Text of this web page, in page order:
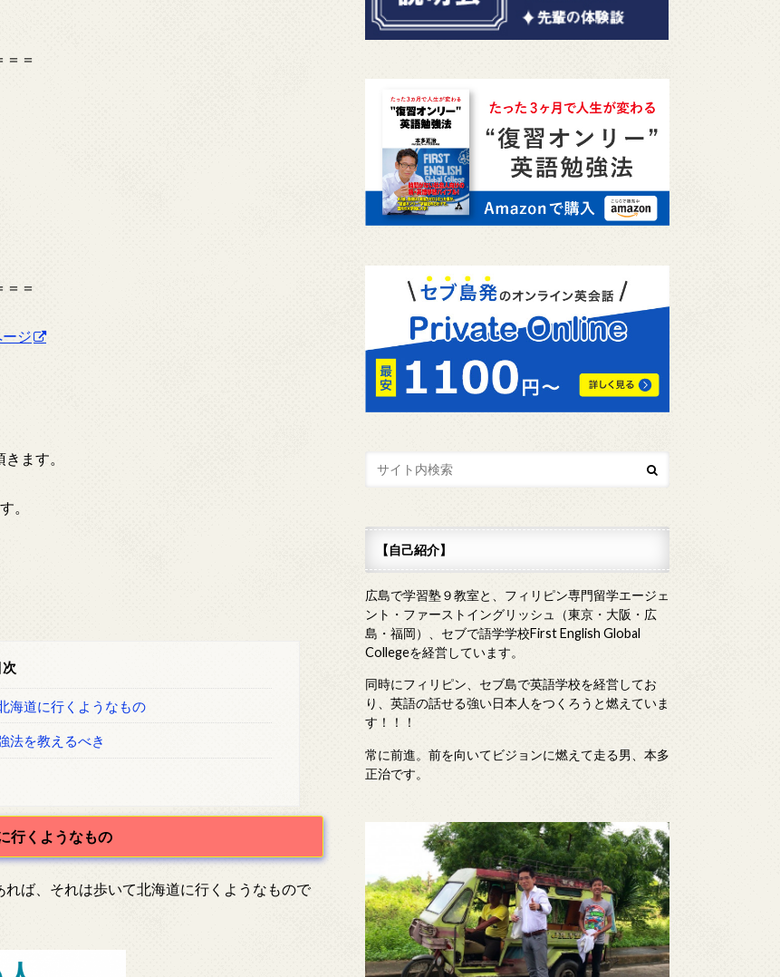
＝＝
＝
ジ
ます。
。
次
海道に行くようなもの
法を教えるべき
行くようなもの
ば、それは歩いて北海道に行くようなもので
【自己紹介】
広島で学習塾９教室と、フィリピン専門留学エージェ
ント・ファーストイングリッシュ（東京・大阪・広
島・福岡）、セブで語学学校First English Global
Collegeを経営しています。
同時にフィリピン、セブ島で英語学校を経営してお
り、英語の話せる強い日本人をつくろうと燃えていま
す！！！
常に前進。前を向いてビジョンに燃えて走る男、本多
正治です。